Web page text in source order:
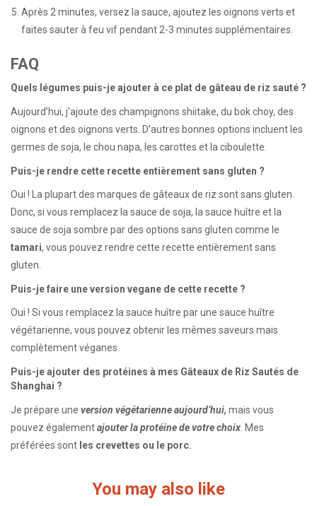
Après 2 minutes, versez la sauce, ajoutez les oignons verts et
faites sauter à feu vif pendant 2-3 minutes supplémentaires.
FAQ
Quels légumes puis-je ajouter à ce plat de gâteau de riz sauté ?
Aujourd’hui, j’ajoute des champignons shiitake, du bok choy, des
oignons et des oignons verts. D’autres bonnes options incluent les
germes de soja, le chou napa, les carottes et la ciboulette.
Puis-je rendre cette recette entièrement sans gluten ?
Oui ! La plupart des marques de gâteaux de riz sont sans gluten.
Donc, si vous remplacez la sauce de soja, la sauce huître et la
sauce de soja sombre par des options sans gluten comme le
tamari, vous pouvez rendre cette recette entièrement sans
gluten.
Puis-je faire une version vegane de cette recette ?
Oui ! Si vous remplacez la sauce huître par une sauce huître
végétarienne, vous pouvez obtenir les mêmes saveurs mais
complètement véganes.
Puis-je ajouter des protéines à mes Gâteaux de Riz Sautés de
Shanghai ?
Je prépare une version végétarienne aujourd’hui, mais vous
pouvez égalementajouter la protéine de votre choix . Mes
préférées sont les crevettes ou le porc.
You may also like